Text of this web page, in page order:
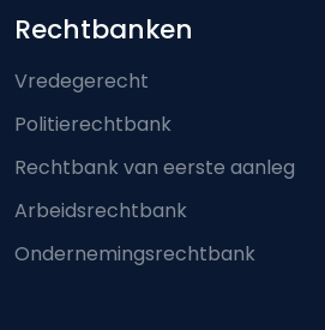
Footer-menu
Rechtbanken
Vredegerecht
Politierechtbank
Rechtbank van eerste aanleg
Arbeidsrechtbank
Ondernemingsrechtbank